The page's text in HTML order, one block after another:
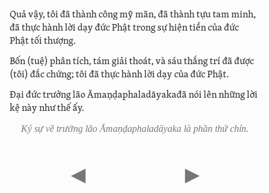
Quả vậy, tôi đã thành công mỹ mãn, đã thành tựu tam minh,
đã thực hành lời dạy đức Phật trong sự hiện tiền của đức
Phật tối thượng.
Bốn (tuệ) phân tích, tám giải thoát, và sáu thắng trí đã được
(tôi) đắc chứng; tôi đã thực hành lời dạy của đức Phật.
Đại đức trưởng lão Āmaṇḍaphaladāyakađã nói lên những lời
kệ này như thế ấy.
Ký sự về trưởng lão Āmaṇḍaphaladāyaka là phần thứ chín.
◀ ▶